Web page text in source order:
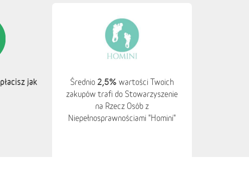
płacisz jak
Średnio 2,5% wartości Twoich
zakupów trafi do Stowarzyszenie
na Rzecz Osób z
Niepełnosprawnościami "Homini"